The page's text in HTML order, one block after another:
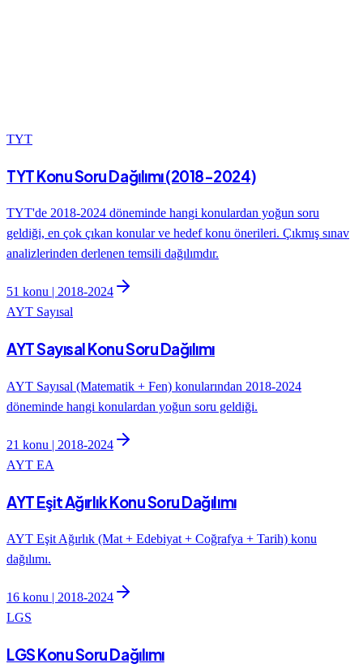
TYT
TYT Konu Soru Dağılımı (2018-2024)
TYT'de 2018-2024 döneminde hangi konulardan yoğun soru
geldiği, en çok çıkan konular ve hedef konu önerileri. Çıkmış sınav
analizlerinden derlenen temsili dağılımdır.
51 konu | 2018-2024
AYT Sayısal
AYT Sayısal Konu Soru Dağılımı
AYT Sayısal (Matematik + Fen) konularından 2018-2024
döneminde hangi konulardan yoğun soru geldiği.
21 konu | 2018-2024
AYT EA
AYT Eşit Ağırlık Konu Soru Dağılımı
AYT Eşit Ağırlık (Mat + Edebiyat + Coğrafya + Tarih) konu
dağılımı.
16 konu | 2018-2024
LGS
LGS Konu Soru Dağılımı